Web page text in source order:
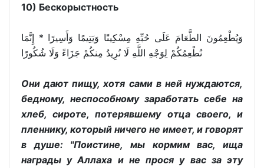
10) Бескорыстность
وَيُطْعِمُونَ الطَّعَامَ عَلَى حُبِّهِ مِسْكِينًا وَيَتِيمًا وَأَسِيرًا * إِنَّمَا
نُطْعِمُكُمْ لِوَجْهِ اللَّهِ لَا نُرِيدُ مِنكُمْ جَزَاءً وَلَا شُكُورًا
Они дают пищу, хотя сами в ней нуждаются,
бедному, неспособному заработать себе на
хлеб, сироте, потерявшему отца своего, и
пленнику, который ничего не имеет, и говорят
в душе: "Поистине, мы кормим вас, ища
награды у Аллаха и не прося у вас за эту